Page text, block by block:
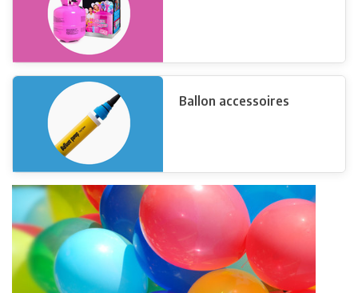
Ballon accessoires